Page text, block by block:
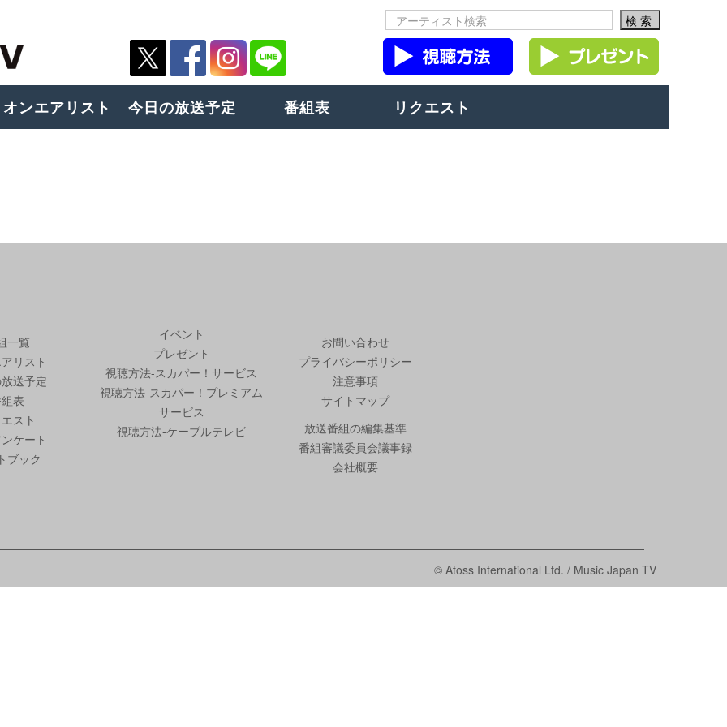
オンエアリスト 今日の放送予定 番組表 リクエスト
一覧
リスト
送予定
表
スト
ケート
ブック
イベント
プレゼント
視聴方法-スカパー！サービス
視聴方法-スカパー！プレミアム
サービス
視聴方法-ケーブルテレビ
お問い合わせ
プライバシーポリシー
注意事項
サイトマップ
放送番組の編集基準
番組審議委員会議事録
会社概要
© Atoss International Ltd. / Music Japan TV